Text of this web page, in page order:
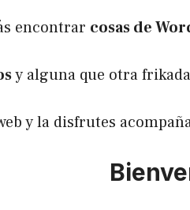
encontrar cosas de
y alguna que otra
y la disfrutes